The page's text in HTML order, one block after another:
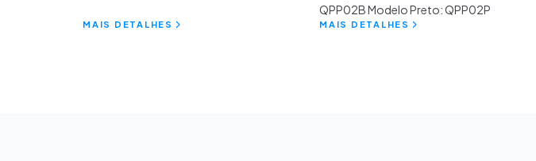
MAIS DETALHES
QPP02B Modelo Preto: QPP02P
MAIS DETALHES